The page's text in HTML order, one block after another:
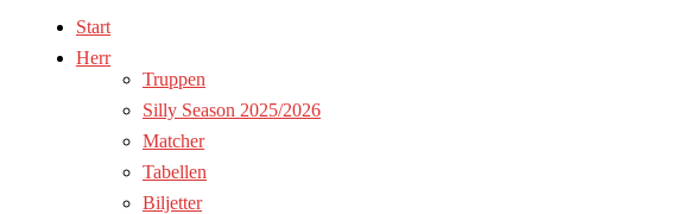
Start
Herr
Truppen
Silly Season 2025/2026
Matcher
Tabellen
Biljetter